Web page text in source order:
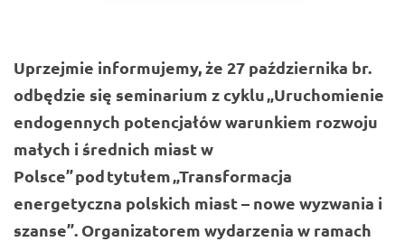
Uprzejmie informujemy, że 27 października br.
odbędzie się seminarium z cyklu„Uruchomienie
endogennych potencjałów warunkiem rozwoju
małych i średnich miast w
Polsce”pod tytułem„Transformacja
energetyczna polskich miast – nowe wyzwania i
szanse”. Organizatorem wydarzenia w ramach